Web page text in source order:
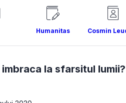
Humanitas Cosmin
la sfarsitul